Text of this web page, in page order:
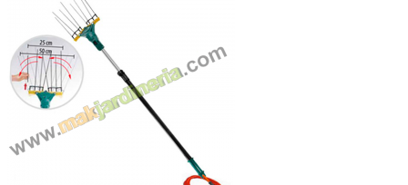
699,00 €
¡En oferta!